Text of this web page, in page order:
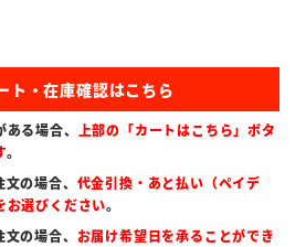
る場合、 上部の「カートはこちら」ボタ
。
の場合、 代金引換・あと払い（ペイデ
お選びください。
の場合、 お届け希望日を承ることができ